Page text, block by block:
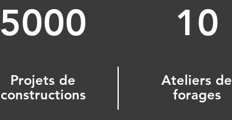
5000 10
Projets de
constructions
Ateliers de
forages